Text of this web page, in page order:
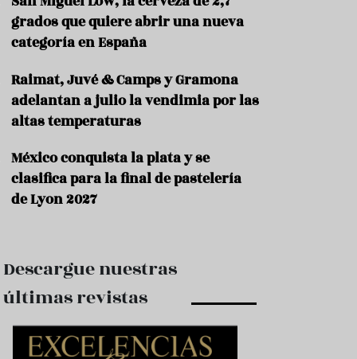
e
s
r
a
n
F
n
grados que quiere abrir una nueva
categoría en España
Raimat, Juvé & Camps y Gramona
adelantan a julio la vendimia por las
altas temperaturas
México conquista la plata y se
clasifica para la final de pastelería
de Lyon 2027
Descargue nuestras
últimas revistas